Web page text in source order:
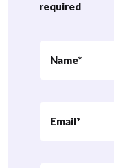
required